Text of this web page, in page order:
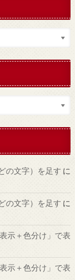
の文字）を足す に
の文字）を足す に
示＋色分け」で表
示＋色分け」で表